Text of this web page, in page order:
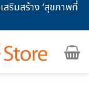
ริมสร้าง ‘สุขภาพที่